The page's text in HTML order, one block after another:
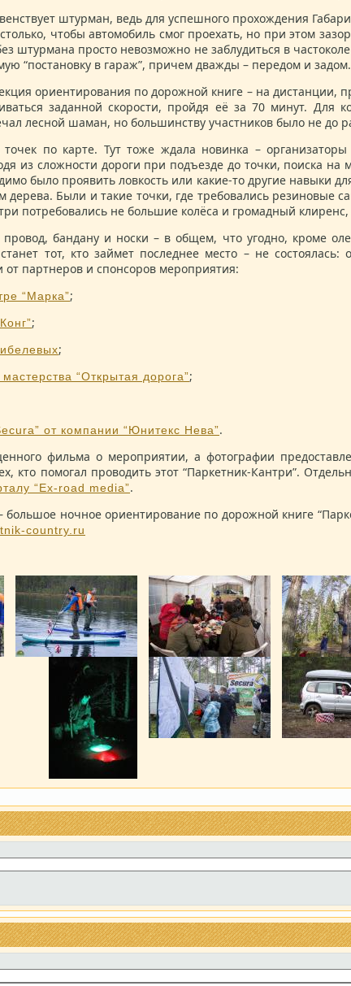
штурман, ведь для успешного прохождения
чтобы автомобиль смог проехать, но при этом
штурмана просто невозможно не заблудиться в
“постановку в гараж”, причем дважды – передом и задом.
ориентирования по дорожной книге – на дистанции,
заданной скорости, пройдя её за 70 минут. Для
лесной шаман, но большинству участников было не до
по карте. Тут тоже ждала новинка –
из сложности дороги при подъезде до точки, поиска на
было проявить ловкость или какие-то другие навыки
дерева. Были и такие точки, где требовались резиновые
потребовались не большие колёса и громадный
бандану и носки – в общем, что угодно, кроме
тот, кто займет последнее место – не
партнеров и спонсоров мероприятия:
“Марка”;
;
;
“Открытая дорога”;
от компании “Юнитекс Нева”.
фильма о мероприятии, а фотографии
кто помогал проводить этот “Паркетник-Кантри”.
“Ex-road media”.
ночное ориентирование по дорожной книге
country.ru